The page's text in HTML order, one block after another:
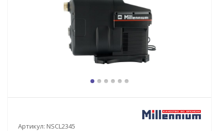
Артикул: NSCL2345